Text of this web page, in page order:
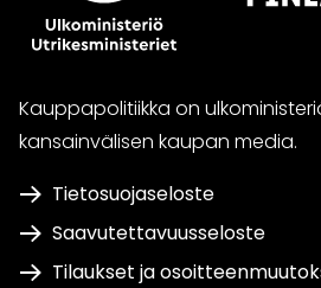
Kauppapolitiikka on
kansainvälisen kaupan media.
Tietosuojaseloste
Saavutettavuusseloste
Tilaukset ja